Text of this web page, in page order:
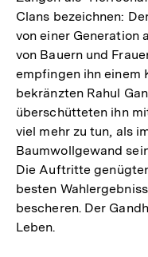
Clans bezeichnen:
von einer Generation
von Bauern und
empfingen ihn einem
bekränzten Rahul
überschütteten ihn
viel mehr zu tun, als
Baumwollgewand
Die Auftritte
besten
bescheren. Der
Leben.